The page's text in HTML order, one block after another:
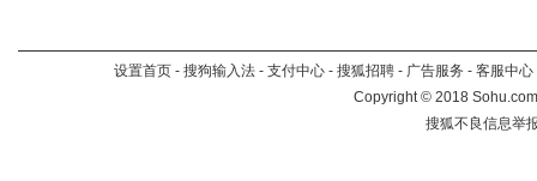
设置首页 - 搜狗输入法 - 支付中心 - 搜狐招聘 - 广告服务 - 客服中心
Copyright©2018
搜狐不良信息举